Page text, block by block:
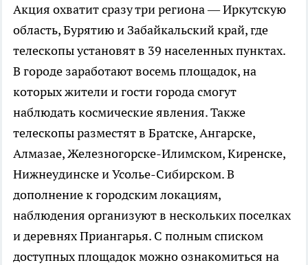
Акция охватит сразу три региона — Иркутскую
область, Бурятию и Забайкальский край, где
телескопы установят в 39 населенных пунктах.
В городе заработают восемь площадок, на
которых жители и гости города смогут
наблюдать космические явления. Также
телескопы разместят в Братске, Ангарске,
Алмазае, Железногорске-Илимском, Киренске,
Нижнеудинске и Усолье-Сибирском. В
дополнение к городским локациям,
наблюдения организуют в нескольких поселках
и деревнях Приангарья. С полным списком
доступных площадок можно ознакомиться на